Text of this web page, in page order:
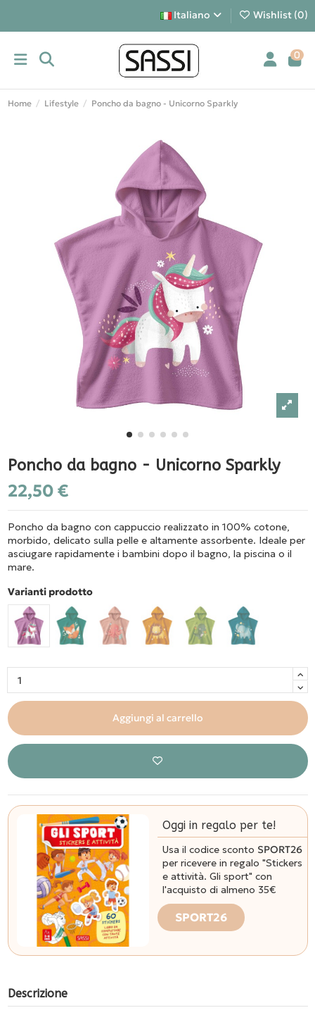
Italiano Wishlist (0)
0
Home Lifestyle Poncho da bagno - Unicorno Sparkly
Poncho da bagno - Unicorno Sparkly
22,50 €
Poncho da bagno con cappuccio realizzato in 100% cotone,
morbido, delicato sulla pelle e altamente assorbente. Ideale per
asciugare rapidamente i bambini dopo il bagno, la piscina o il
mare.
Varianti prodotto
Aggiungi al carrello
Oggi in regalo per te!
Usa il codice sconto SPORT26
per ricevere in regalo "Stickers
e attività. Gli sport" con
l'acquisto di almeno 35€
SPORT26
Descrizione